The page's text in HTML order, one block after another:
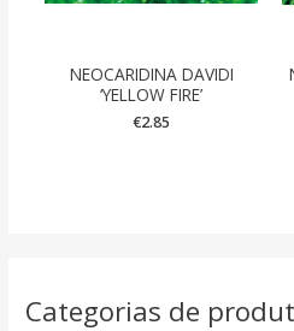
Categorias de
NEOCARIDINA DAVIDI
‘YELLOW FIRE’
€2.85